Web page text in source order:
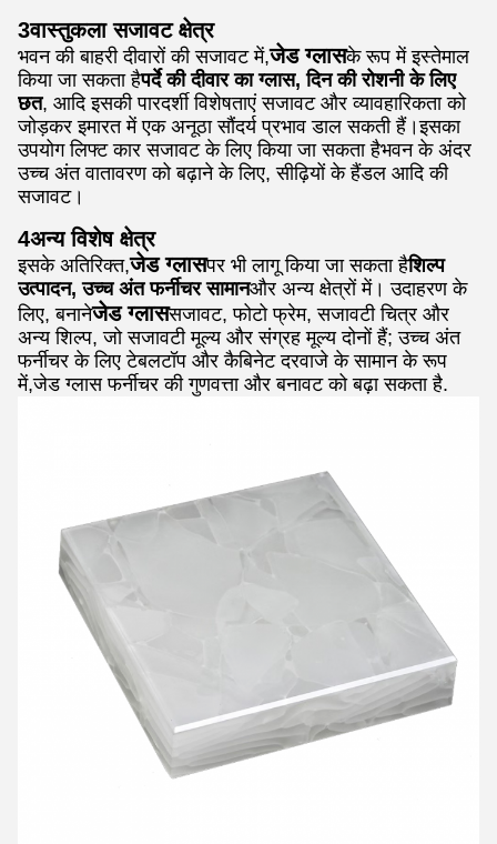
3वास्तुकला सजावट क्षेत्र
भवन की बाहरी दीवारों की सजावट में,जेड ग्लासके रूप में इस्तेमाल
किया जा सकता हैपर्दे की दीवार का ग्लास, दिन की रोशनी के लिए
छत, आदि इसकी पारदर्शी विशेषताएं सजावट और व्यावहारिकता को
जोड़कर इमारत में एक अनूठा सौंदर्य प्रभाव डाल सकती हैं।इसका
उपयोग लिफ्ट कार सजावट के लिए किया जा सकता हैभवन के अंदर
उच्च अंत वातावरण को बढ़ाने के लिए, सीढ़ियों के हैंडल आदि की
सजावट।
4अन्य विशेष क्षेत्र
इसके अतिरिक्त,जेड ग्लासपर भी लागू किया जा सकता हैशिल्प
उत्पादन, उच्च अंत फर्नीचर सामानऔर अन्य क्षेत्रों में। उदाहरण के
लिए, बनानेजेड ग्लाससजावट, फोटो फ्रेम, सजावटी चित्र और
अन्य शिल्प, जो सजावटी मूल्य और संग्रह मूल्य दोनों हैं; उच्च अंत
फर्नीचर के लिए टेबलटॉप और कैबिनेट दरवाजे के सामान के रूप
में,जेड ग्लास फर्नीचर की गुणवत्ता और बनावट को बढ़ा सकता है.